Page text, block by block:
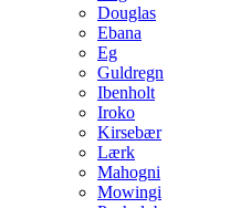
Douglas
Ebana
Eg
Guldregn
Ibenholt
Iroko
Kirsebær
Lærk
Mahogni
Mowingi